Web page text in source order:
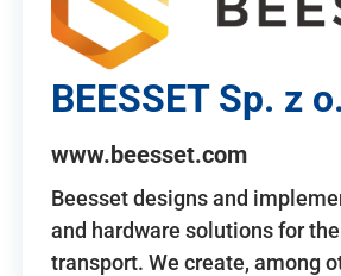
BEESSET Sp. z
www.beesset.com
Beesset designs and
and hardware solutions for
transport. We create, among